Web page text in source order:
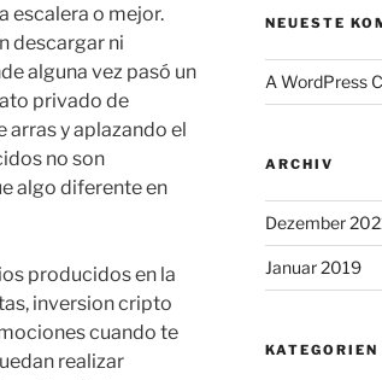
escalera o mejor.
descargar ni
alguna vez pasó un
privado de
y aplazando el
no son
algo diferente en
producidos en la
inversion cripto
cuando te
realizar
NEUESTE
A WordPress
ARCHIV
Dezember
Januar 2019
KATEGORIEN